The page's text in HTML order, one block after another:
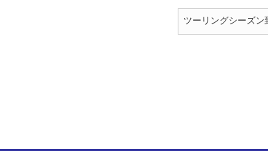
ツーリングシーズン